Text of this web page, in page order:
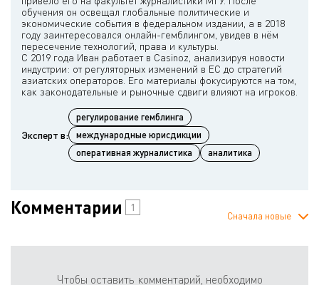
обучения он освещал глобальные политические и
экономические события в федеральном издании, а в 2018
году заинтересовался онлайн-гемблингом, увидев в нём
пересечение технологий, права и культуры.
С 2019 года Иван работает в Casinoz, анализируя новости
индустрии: от регуляторных изменений в ЕС до стратегий
азиатских операторов. Его материалы фокусируются на том,
Эксперт в:
регулирование гемблинга
международные юрисдикции
оперативная журналистика
аналитика
Комментарии 1
Сначала новые
Чтобы оставить комментарий, необходимо